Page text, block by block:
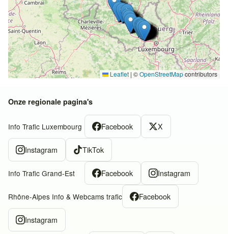
Leaflet | ©OpenStreetMapcontributors
Onze regionale pagina's
Info Trafic Luxembourg Facebook X
Instagram TikTok
Info Trafic Grand-Est Facebook Instagram
Rhône-Alpes Info & Webcams trafic Facebook
Instagram